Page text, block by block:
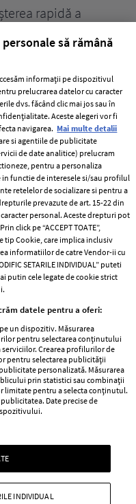
rapidă a
si conditii
de
de cookies
practice
nr. 821/25.09.2025.
minorilor.
Romania SRL
să rămână
informații pe dispozitivul
prelucrarea datelor cu caracter
dvs. făcând clic mai jos sau în
Aceste alegeri vor fi
navigarea. Mai multe detalii
si agentiile de publicitate
de date analitice) prelucram
pentru a personaliza
functie de interesele si/sau profilul
retelelor de socializare si pentru a
prevazute de art. 15-22 din
personal. Aceste drepturi pot
click pe “ACCEPT TOATE”,
Cookie, care implica inclusiv
informatiilor de catre Vendor-ii cu
SETARILE INDIVIDUAL” puteti
putin cele legate de cookie strict
datele pentru a oferi:
un dispozitiv. Măsurarea
pentru selectarea conținutului
Crearea profilurilor de
pentru selectarea publicității
personalizată. Măsurarea
prin statistici sau combinații
limitate pentru a selecta conținutul.
Date precise de
INDIVIDUAL